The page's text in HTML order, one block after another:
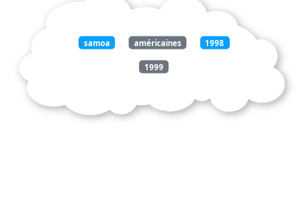
samoa américaines 1998
1999